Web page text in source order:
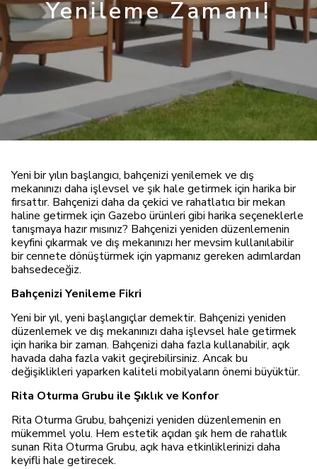
Yenileme Zamanı!
Yeni bir yılın başlangıcı, bahçenizi yenilemek ve dış
mekanınızı daha işlevsel ve şık hale getirmek için harika bir
fırsattır. Bahçenizi daha da çekici ve rahatlatıcı bir mekan
haline getirmek için Gazebo ürünleri gibi harika seçeneklerle
tanışmaya hazır mısınız? Bahçenizi yeniden düzenlemenin
keyfini çıkarmak ve dış mekanınızı her mevsim kullanılabilir
bir cennete dönüştürmek için yapmanız gereken adımlardan
bahsedeceğiz.
Bahçenizi Yenileme Fikri
Yeni bir yıl, yeni başlangıçlar demektir. Bahçenizi yeniden
düzenlemek ve dış mekanınızı daha işlevsel hale getirmek
için harika bir zaman. Bahçenizi daha fazla kullanabilir, açık
havada daha fazla vakit geçirebilirsiniz. Ancak bu
değişiklikleri yaparken kaliteli mobilyaların önemi büyüktür.
Rita Oturma Grubu ile Şıklık ve Konfor
Rita Oturma Grubu, bahçenizi yeniden düzenlemenin en
mükemmel yolu. Hem estetik açıdan şık hem de rahatlık
sunan Rita Oturma Grubu, açık hava etkinliklerinizi daha
keyifli hale getirecek.